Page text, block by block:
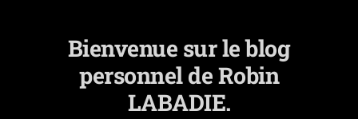
Bienvenue sur le blog
personnel de Robin
LABADIE.